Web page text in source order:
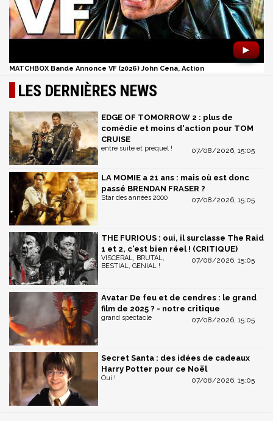
►
MATCHBOX Bande Annonce VF (2026) John Cena, Action
LES DERNIÈRES NEWS
EDGE OF TOMORROW 2 : plus de
comédie et moins d'action pour TOM
CRUISE
07/08/2026, 15:05
entre suite et préquel !
LA MOMIE a 21 ans : mais où est donc
passé BRENDAN FRASER ?
07/08/2026, 15:05
Star des années 2000
THE FURIOUS : oui, il surclasse The Raid
1 et 2, c'est bien réel ! (CRITIQUE)
07/08/2026, 15:05
VISCERAL, BRUTAL,
BESTIAL, GENIAL !
Avatar De feu et de cendres : le grand
film de 2025 ? - notre critique
07/08/2026, 15:05
grand spectacle
Secret Santa : des idées de cadeaux
Harry Potter pour ce Noël
07/08/2026, 15:05
Oui !